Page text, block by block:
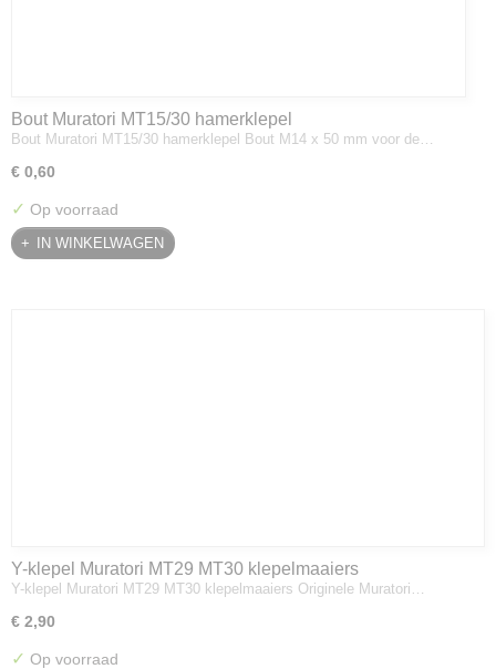
Bout Muratori MT15/30 hamerklepel
Bout Muratori MT15/30 hamerklepel Bout M14 x 50 mm voor de…
€ 0,60
✓ Op voorraad
IN WINKELWAGEN
Y-klepel Muratori MT29 MT30 klepelmaaiers
Y-klepel Muratori MT29 MT30 klepelmaaiers Originele Muratori…
€ 2,90
✓ Op voorraad